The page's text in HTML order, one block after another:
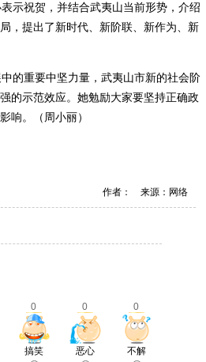
示祝贺，并结合武夷山当前形势，介绍
，提出了新时代、新阶联、新作为、新
的重要中坚力量，武夷山市新的社会阶
的示范效应。她勉励大家要坚持正确政
响。（周小丽）
作者： 来源：网络
0 0 0
搞笑 恶心 不解